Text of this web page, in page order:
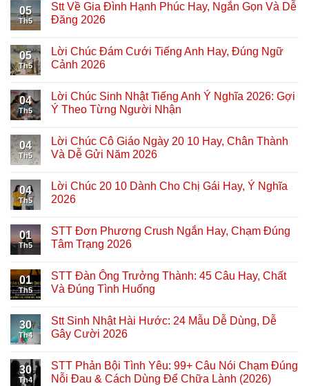
05
Th5
Stt Về Gia Đình Hạnh Phúc Hay, Ngắn Gọn Và Dễ
Đăng 2026
05
Th5
Lời Chúc Đám Cưới Tiếng Anh Hay, Đúng Ngữ
Cảnh 2026
04
Th5
Lời Chúc Sinh Nhật Tiếng Anh Ý Nghĩa 2026: Gợi
Ý Theo Từng Người Nhận
04
Th5
Lời Chúc Cô Giáo Ngày 20 10 Hay, Chân Thành
Và Dễ Gửi Năm 2026
04
Th5
Lời Chúc 20 10 Dành Cho Chị Gái Hay, Ý Nghĩa
2026
01
Th5
STT Đơn Phương Crush Ngắn Hay, Chạm Đúng
Tâm Trạng 2026
01
Th5
STT Đàn Ông Trưởng Thành: 45 Câu Hay, Chất
Và Đúng Tình Huống
30
Th4
Stt Sinh Nhật Hài Hước: 24 Mẫu Dễ Dùng, Dễ
Gây Cười 2026
30
Th4
STT Phản Bội Tình Yêu: 99+ Câu Nói Chạm Đúng
Nỗi Đau & Cách Dùng Để Chữa Lành (2026)